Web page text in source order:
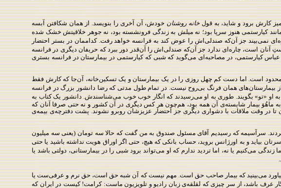
کارش برود و شاید، به قولخانه‌ روشنان خودش، آن آخری را بنویسد. از همان شکافتن آبسه
کیارستمی هنوز سرپا بود؛ نه میلش به زندگی فرونشسته بود، نه جوهر خلاقیتش خشک شده
نمی‌بیند جز آن‌که صندلی‌اش را عوض کند به فرانسه خواهد رفت. کداممان در بستر احتضار
آنان است، چاره‌ای ندارد جز آن‌که صندلی‌اش را آن‌قدر دور ببرد کهحریفان دیگری در فرانسه
کیارستمی، در مصاحبه‌ای می‌گوید که شبی که کیارستمی در بیمارستان در فرانسه بستری
محدود است. اما دست کم چهل روزی را در یک بیمارستان و یک تسکین‌خانه، آن‌جا که کارش فقط
بیمارستان‌های همان فرنگ بی‌روح نیست. در تمام طول مدتی که رضا دانشور بزرگ در فرانسه
به او «تو» بگویند. طوری به او می‌رسیدند که انگار خوب خوب می‌شناسندش. دانشور یک کتاب به
به ماهُوَ بیمار شایسته‌ی آن همه بود، هم‌چون هر کس دیگری در آن کشور و نه حتی صرفا آنان که
تا در وقت ملاقات با دشواری دیگری جز احتضار عزیزشان روبرو نشوند. پشت دفترچه‌ی بیمه‌ی
سرآسیمه که رسیدیم آقای مسئول صندوق به من گفت که حالا سه تومان (یعنی سه میلیون
بیاید و به اورژانس بروید، حساب بانکی که هیچ،‌ حتی اگر اوراق هویت نداشته باشید یا حتی
می‌کنیم یا نه، اما تردید ندارم که او می‌تواند برود شبی را در بیمارستانی، دولتی باشد یا
می‌بینید که بیمار صاحب حق است. مهم نیست که آن شبه حق است، حق نرم و عرفی‌ست یا
عرف باشد، از سر چیزی که لقلقه‌ی زبان رادیو و تلویزیون ماست: کرامت! کیست در ایران که